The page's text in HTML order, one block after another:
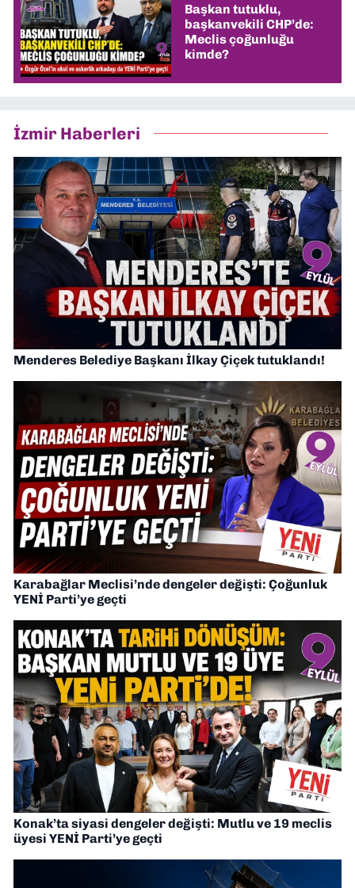
Başkan tutuklu,
başkanvekili CHP’de:
Meclis çoğunluğu
kimde?
İzmir Haberleri
Menderes Belediye Başkanı İlkay Çiçek tutuklandı!
Karabağlar Meclisi’nde dengeler değişti: Çoğunluk
YENİ Parti’ye geçti
Konak’ta siyasi dengeler değişti: Mutlu ve 19 meclis
üyesi YENİ Parti’ye geçti